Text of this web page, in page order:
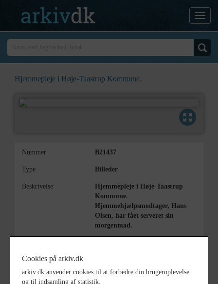
Hjemmepleje i Høje-Taastrup Kommune.
Nummer B21437
Type Billeder
Beskrivelse
Hjemmepleje i Høje-Taastrup
Kommune.
Hjemmehjælpsmodtager, Hans
Olsen, har fået serveret sin
morgenmad.
Dateringsnote
Fotograf Torben Bach Rasmussen.
Cookies på arkiv.dk
arkiv.dk anvender cookies til at forbedre din brugeroplevelse
og til indsamling af statistik.